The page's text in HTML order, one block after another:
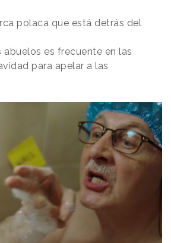
polaca que está detrás del
abuelos es frecuente en las
para apelar a las